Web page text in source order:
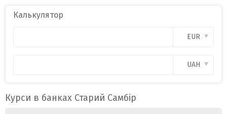
Калькулятор
EUR
UAH
Курси в банках Старий Самбір